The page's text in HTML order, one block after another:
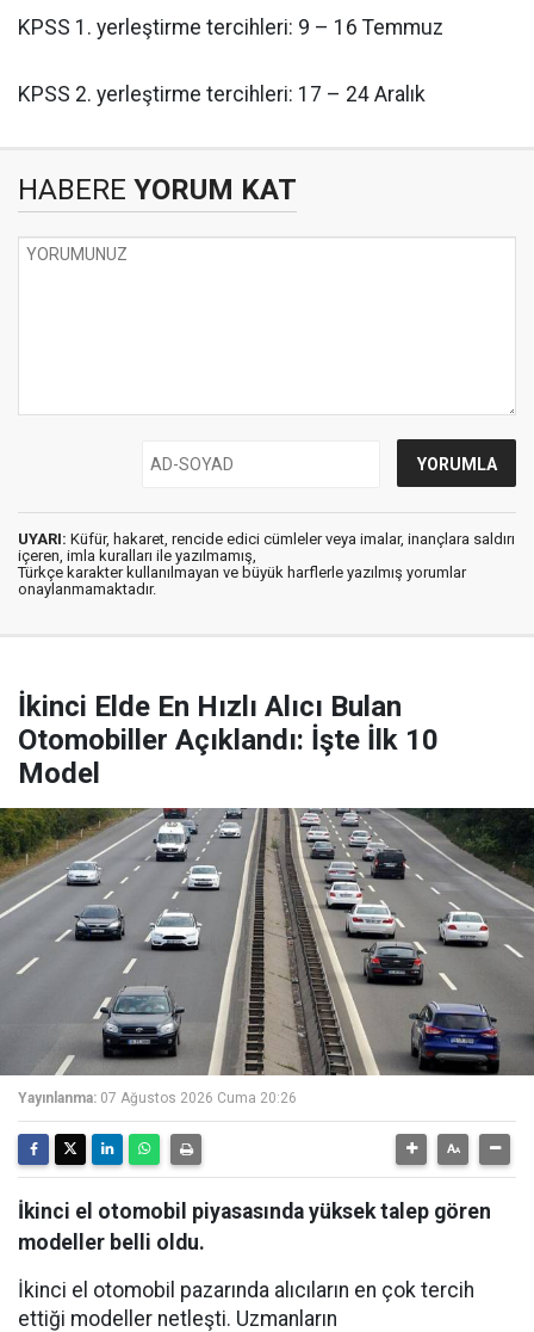
KPSS 1. yerleştirme tercihleri: 9 – 16 Temmuz
KPSS 2. yerleştirme tercihleri: 17 – 24 Aralık
HABERE YORUM KAT
UYARI: Küfür, hakaret, rencide edici cümleler veya imalar, inançlara saldırı
içeren, imla kuralları ile yazılmamış,
Türkçe karakter kullanılmayan ve büyük harflerle yazılmış yorumlar
onaylanmamaktadır.
İkinci Elde En Hızlı Alıcı Bulan
Otomobiller Açıklandı: İşte İlk 10
Model
Yayınlanma: 07 Ağustos 2026 Cuma 20:26
İkinci el otomobil piyasasında yüksek talep gören
modeller belli oldu.
İkinci el otomobil pazarında alıcıların en çok tercih
ettiği modeller netleşti. Uzmanların